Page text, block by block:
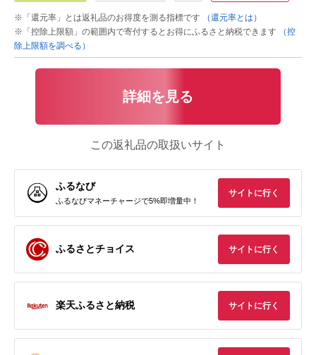
※「還元率」とは返礼品のお得度を測る指標です
（還元率とは）
※「控除上限額」の範囲内で寄付するとお得にふるさと納税できます
（控
除上限額を調べる）
詳細を見る
この返礼品の取扱いサイト
ふるなび
ふるなびマネーチャージで5%即増量中！
サイトに行く
ふるさとチョイス サイトに行く
楽天ふるさと納税 サイトに行く